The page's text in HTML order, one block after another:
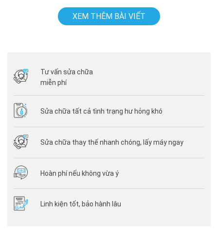
XEM THÊM BÀI VIẾT
Tư vấn sửa chữa
miễn phí
Sửa chữa tất cả tình trạng hư hỏng khó
Sửa chữa thay thế nhanh chóng, lấy máy ngay
Hoàn phí nếu không vừa ý
Linh kiện tốt, bảo hành lâu